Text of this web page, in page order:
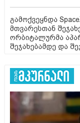
გამოქვეყნდა
მთვარესთან
ორბიტალურმა
შეჯახებამდე და